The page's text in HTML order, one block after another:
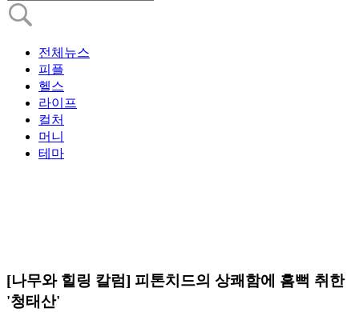
전체뉴스
피플
헬스
라이프
컬처
머니
테마
[나무와 힐링 칼럼] 피톤치드의 상쾌함에 흠뻑 취한
'청태산'